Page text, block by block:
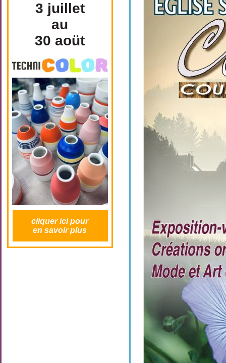
3 juillet
au
30 aoüt
cliquer ici pour
en savoir plus